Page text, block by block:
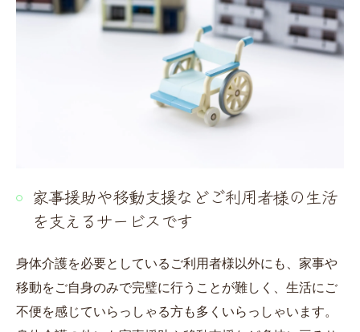
家事援助や移動支援などご利用者様の生活
を支えるサービスです
身体介護を必要としているご利用者様以外にも、家事や
移動をご自身のみで完璧に行うことが難しく、生活にご
不便を感じていらっしゃる方も多くいらっしゃいます。